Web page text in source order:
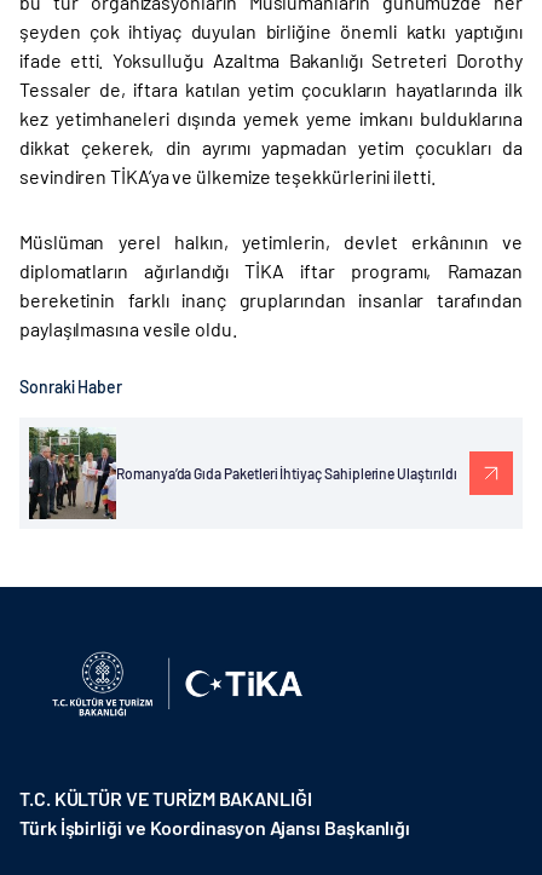
şeyden çok ihtiyaç duyulan birliğine önemli katkı yaptığını
ifade etti. Yoksulluğu Azaltma Bakanlığı Setreteri Dorothy
Tessaler de, iftara katılan yetim çocukların hayatlarında ilk
kez yetimhaneleri dışında yemek yeme imkanı bulduklarına
dikkat çekerek, din ayrımı yapmadan yetim çocukları da
sevindiren TİKA’ya ve ülkemize teşekkürlerini iletti.
Müslüman yerel halkın, yetimlerin, devlet erkânının ve
diplomatların ağırlandığı TİKA iftar programı, Ramazan
bereketinin farklı inanç gruplarından insanlar tarafından
paylaşılmasına vesile oldu.
Sonraki Haber
Romanya’da Gıda Paketleri İhtiyaç Sahiplerine Ulaştırıldı
T.C. KÜLTÜR VE TURİZM BAKANLIĞI
Türk İşbirliği ve Koordinasyon Ajansı Başkanlığı